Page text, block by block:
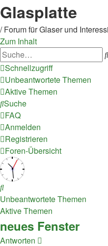
Glasplatte
/ Forum für Glaser und
Zum Inhalt
Schnellzugriff
Unbeantwortete Themen
Aktive Themen
Suche
FAQ
Anmelden
Registrieren
Foren-Übersicht
Suche
Unbeantwortete Themen
Aktive Themen
neues Fenster
Antworten